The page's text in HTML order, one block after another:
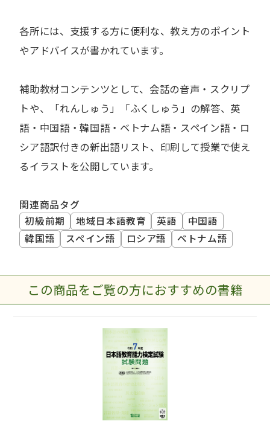
各所には、支援する方に便利な、教え方のポイント
やアドバイスが書かれています。
補助教材コンテンツとして、会話の音声・スクリプ
トや、「れんしゅう」「ふくしゅう」の解答、英
語・中国語・韓国語・ベトナム語・スペイン語・ロ
シア語訳付きの新出語リスト、印刷して授業で使え
るイラストを公開しています。
関連商品タグ
初級前期
地域日本語教育 英語
中国語
韓国語
スペイン語 ロシア語 ベトナム語
この商品をご覧の方におすすめの書籍